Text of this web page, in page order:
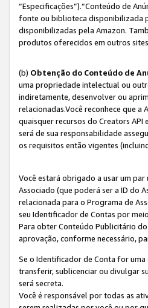
“Especificações”).“Conteúdo de
fonte ou biblioteca disponibilizada
disponibilizadas pela Amazon.
produtos oferecidos em outros
(b) Obtenção do Conteúdo de
uma propriedade intelectual ou
indiretamente, desenvolver ou
relacionadas.Você reconhece que a
quaisquer recursos do Creators
será de sua responsabilidade
os requisitos então vigentes
Você estará obrigado a usar um par
Associado (que poderá ser a ID do
relacionada para o Programa de
seu Identificador de Contas por
Para obter Conteúdo Publicitário
aprovação, conforme necessário,
Se o Identificador de Conta for uma
transferir, sublicenciar ou divulgar
será secreta.
Você é responsável por todas as